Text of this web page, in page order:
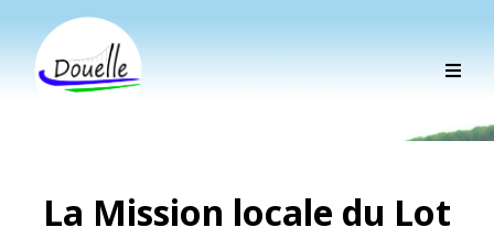
La Mission locale du Lot